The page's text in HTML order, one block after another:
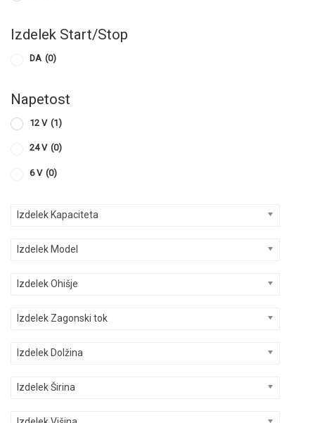
Izdelek Start/Stop
DA (0)
Napetost
12 V (1)
24 V (0)
6 V (0)
Izdelek Kapaciteta
Izdelek Model
Izdelek Ohišje
Izdelek Zagonski tok
Izdelek Dolžina
Izdelek Širina